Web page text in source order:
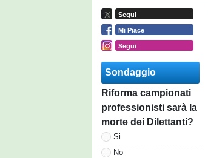
Segui
Mi Piace
Segui
Sondaggio
Riforma campionati
professionisti sarà la
morte dei Dilettanti?
Si
No